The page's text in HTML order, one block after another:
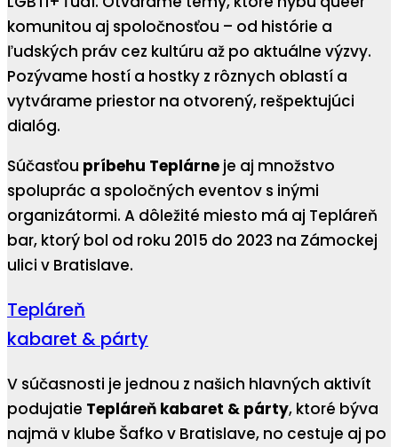
komunitou aj spoločnosťou – od histórie a
ľudských práv cez kultúru až po aktuálne výzvy.
Pozývame hostí a hostky z rôznych oblastí a
vytvárame priestor na otvorený, rešpektujúci
dialóg.
Súčasťou príbehu Teplárne je aj množstvo
spoluprác a spoločných eventov s inými
organizátormi. A dôležité miesto má aj Tepláreň
bar, ktorý bol od roku 2015 do 2023 na Zámockej
ulici v Bratislave.
Tepláreň
kabaret & párty
V súčasnosti je jednou z našich hlavných aktivít
podujatie Tepláreň kabaret & párty, ktoré býva
najmä v klube Šafko v Bratislave, no cestuje aj po